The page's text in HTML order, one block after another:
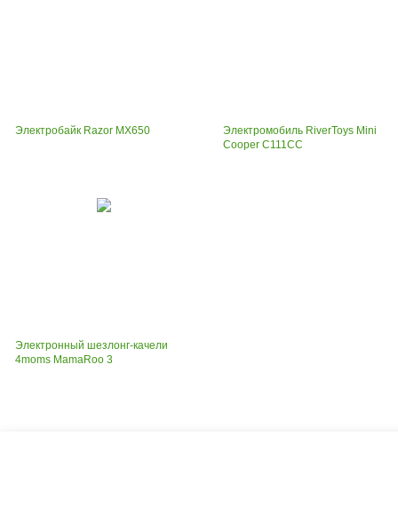
Электробайк Razor MX650
Электромобиль RiverToys Mini
Cooper C111CC
Электронный шезлонг-качели
4moms MamaRoo 3